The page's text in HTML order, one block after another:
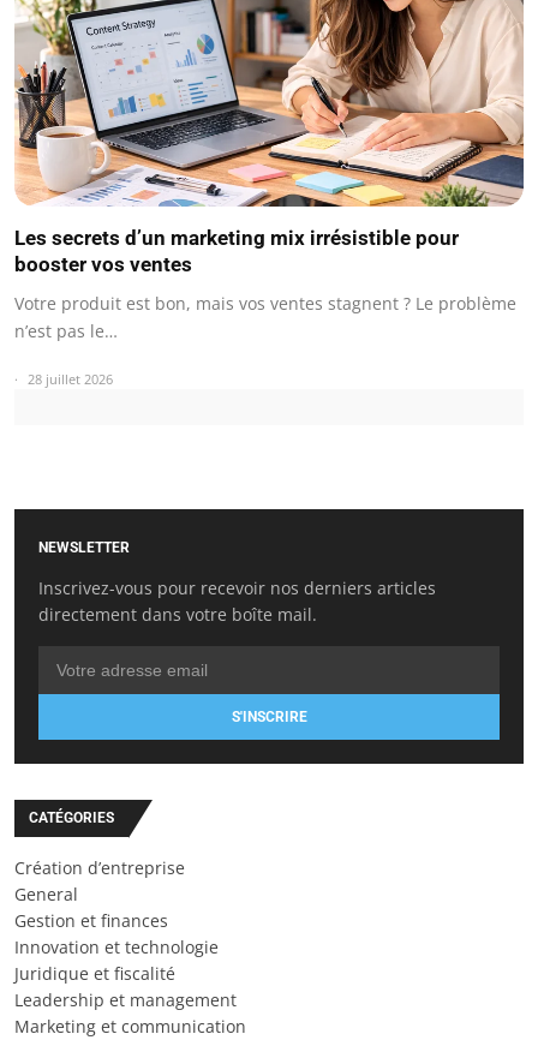
Les secrets d’un marketing mix irrésistible pour
booster vos ventes
Votre produit est bon, mais vos ventes stagnent ? Le problème
n’est pas le…
28 juillet 2026
NEWSLETTER
Inscrivez-vous pour recevoir nos derniers articles
directement dans votre boîte mail.
S'INSCRIRE
CATÉGORIES
Création d’entreprise
General
Gestion et finances
Innovation et technologie
Juridique et fiscalité
Leadership et management
Marketing et communication